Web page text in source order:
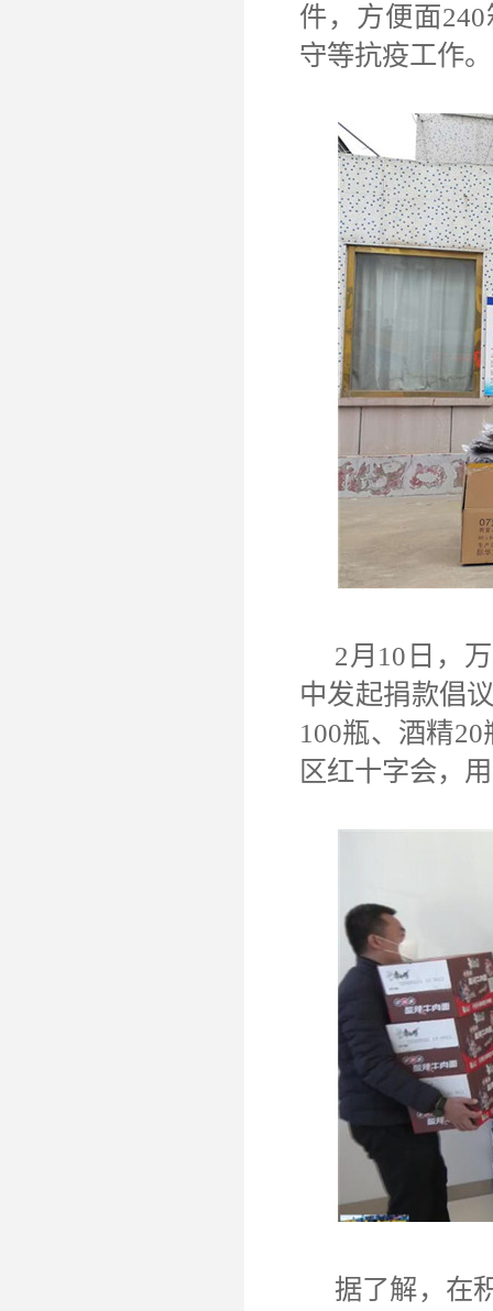
件，方便面
守等抗疫工作。
2月10日，
中发起捐款倡
100瓶、酒精
区红十字会，
据了解，在